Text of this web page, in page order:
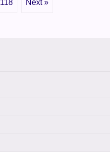
118 Next »